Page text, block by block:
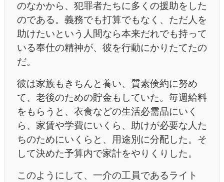
のなかから、犯罪者たちに多くの援助をした
のである。義務でも打算でもなく、ただ人を
助けたいという人間なら本来だれでも持って
いる奉仕の精神が、彼を行動にかりたてたの
だ。
彼は家族もきちんと養い、質素倹約に努め
て、老後のための貯金もしていた。毎週給料
をもらうと、衣食などの生活必需品にいく
ら、家賃や学費にいくら、助けが必要な人た
ちのためにいくらと、用途別に分配した。そ
して決めた予算内で家計をやりくりした。
このようにして、一介の工員であるライト